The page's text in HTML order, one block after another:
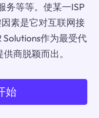
务等等。使某一ISP
素是它对互联网接
Solutions作为最受代
商脱颖而出。
始